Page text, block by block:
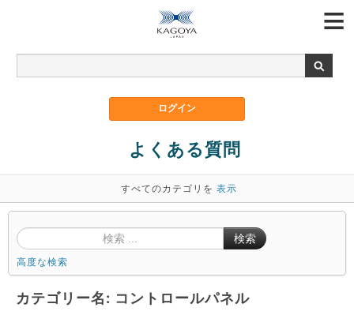
よくある質問
すべてのカテゴリを 表示
検索
高度な検索
カテゴリー名: コントロールパネル